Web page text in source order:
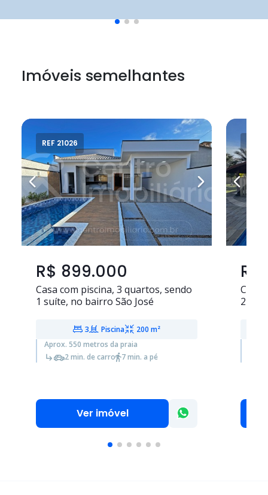
Imóveis semelhantes
REF 21026
R$ 899.000
Casa com piscina, 3 quartos, sendo
1 suíte, no bairro São José
3 Piscina
200 m²
Aprox. 550 metros da praia
2 min. de carro
7 min. a pé
Ver imóvel
R$
Casa
2